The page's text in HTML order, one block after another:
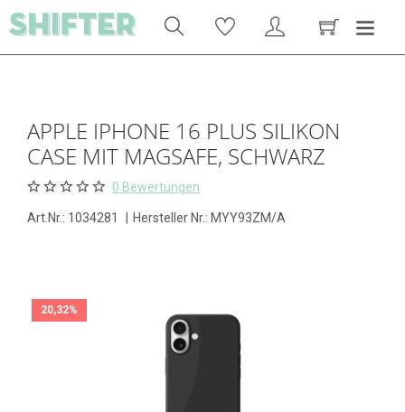
APPLE IPHONE 16 PLUS SILIKON
CASE MIT MAGSAFE, SCHWARZ
0 Bewertungen
Art.Nr.: 1034281 Hersteller Nr.: MYY93ZM/A
20,32%